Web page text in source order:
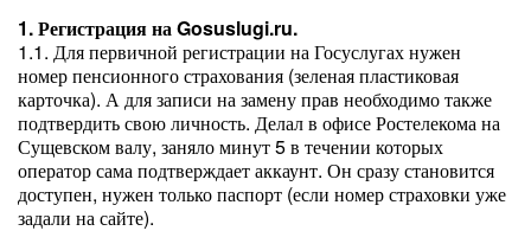
1. Регистрация на Gosuslugi.ru.
1.1. Для первичной регистрации на Госуслугах нужен
номер пенсионного страхования (зеленая пластиковая
карточка). А для записи на замену прав необходимо также
подтвердить свою личность. Делал в офисе Ростелекома на
Сущевском валу, заняло минут 5 в течении которых
оператор сама подтверждает аккаунт. Он сразу становится
доступен, нужен только паспорт (если номер страховки уже
задали на сайте).